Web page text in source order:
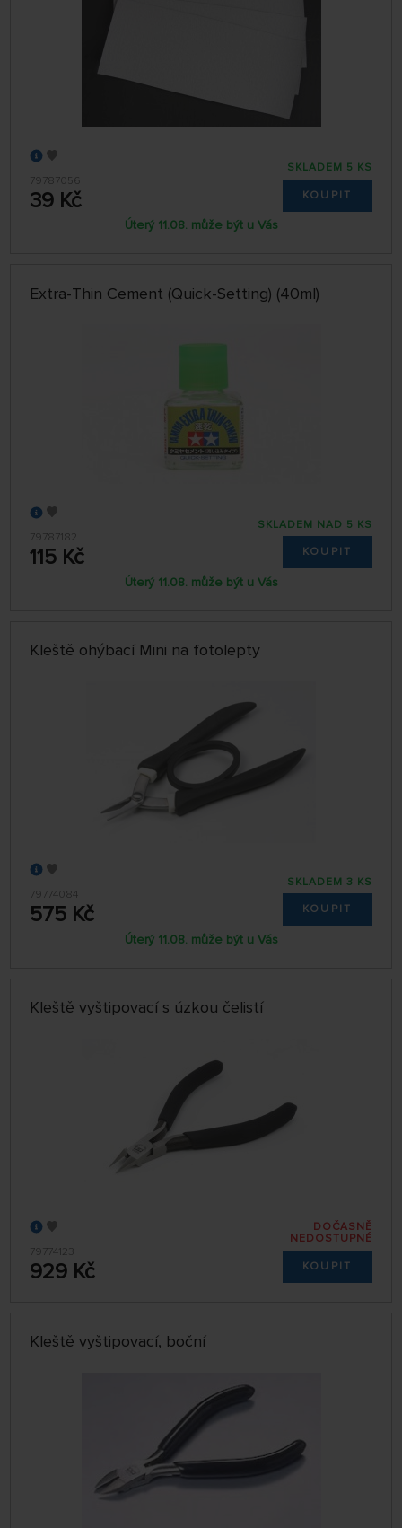
79787056
39 Kč
SKLADEM 5 KS
KOUPIT
Úterý 11.08. může být u Vás
Extra-Thin Cement (Quick-Setting) (40ml)
79787182
115 Kč
SKLADEM NAD 5 KS
KOUPIT
Úterý 11.08. může být u Vás
Kleště ohýbací Mini na fotolepty
79774084
575 Kč
SKLADEM 3 KS
KOUPIT
Úterý 11.08. může být u Vás
Kleště vyštipovací s úzkou čelistí
79774123
929 Kč
DOČASNĚ
NEDOSTUPNÉ
KOUPIT
Kleště vyštipovací, boční